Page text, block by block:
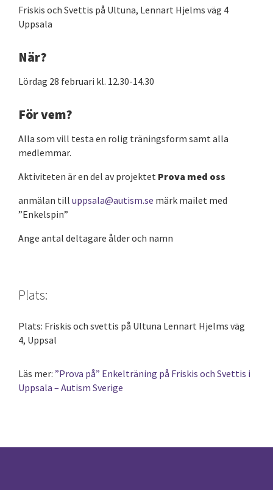
Friskis och Svettis på Ultuna, Lennart Hjelms väg 4
Uppsala
När?
Lördag 28 februari kl. 12.30-14.30
För vem?
Alla som vill testa en rolig träningsform samt alla
medlemmar.
Aktiviteten är en del av projektet Prova med oss
anmälan till uppsala@autism.se märk mailet med
”Enkelspin”
Ange antal deltagare ålder och namn
Plats:
Plats: Friskis och svettis på Ultuna Lennart Hjelms väg
4, Uppsal
Läs mer: ”Prova på” Enkelträning på Friskis och Svettis i
Uppsala – Autism Sverige